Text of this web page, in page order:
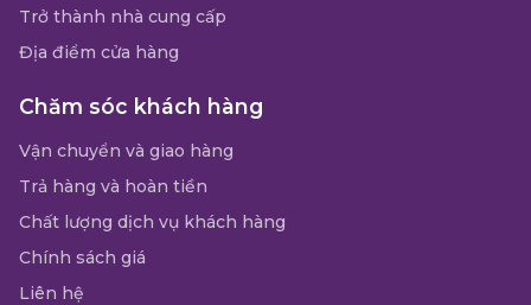
Trở thành nhà cung cấp
Địa điểm cửa hàng
Chăm sóc khách hàng
Vận chuyển và giao hàng
Trả hàng và hoàn tiền
Chất lượng dịch vụ khách hàng
Chính sách giá
Liên hệ